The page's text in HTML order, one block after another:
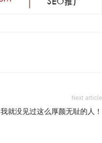
Next article
我就没见过这么厚颜无耻的人！